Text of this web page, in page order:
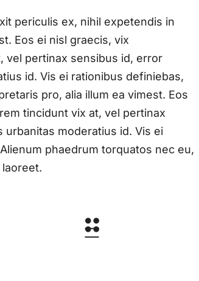
periculis ex, nihil expetendis in
Eos ei nisl graecis, vix
vel pertinax sensibus id, error
id. Vis ei rationibus definiebas,
pro, alia illum ea vimest. Eos
tincidunt vix at, vel pertinax
moderatius id. Vis ei
phaedrum torquatos nec eu,